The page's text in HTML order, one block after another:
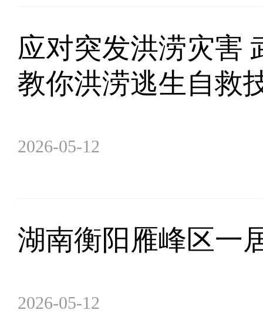
应对突发洪涝灾害
教你洪涝逃生自救
2026-05-12
湖南衡阳雁峰区一
2026-05-12